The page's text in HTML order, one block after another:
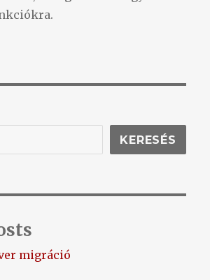
KERESÉS
migráció